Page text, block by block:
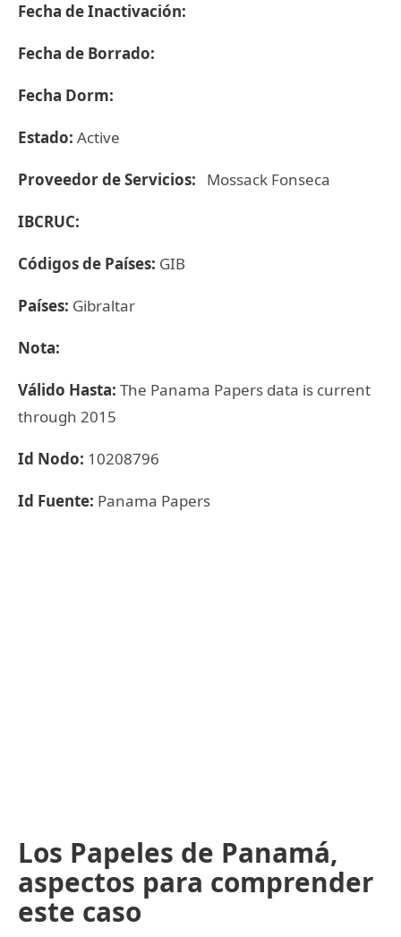
Fecha de Inactivación:
Fecha de Borrado:
Fecha Dorm:
Estado: Active
Proveedor de Servicios: Mossack Fonseca
IBCRUC:
Códigos de Países: GIB
Países: Gibraltar
Nota:
Válido Hasta: The Panama Papers data is current
through 2015
Id Nodo: 10208796
Id Fuente: Panama Papers
Los Papeles de Panamá,
aspectos para comprender
este caso